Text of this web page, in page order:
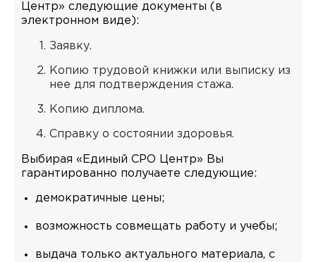
Центр» следующие документы (в
электронном виде):
Заявку.
Копию трудовой книжки или выписку из
нее для подтверждения стажа.
Копию диплома.
Справку о состоянии здоровья.
Выбирая «Единый СРО Центр» Вы
гарантированно получаете следующие:
демократичные цены;
возможность совмещать работу и учебы;
выдача только актуального материала, с